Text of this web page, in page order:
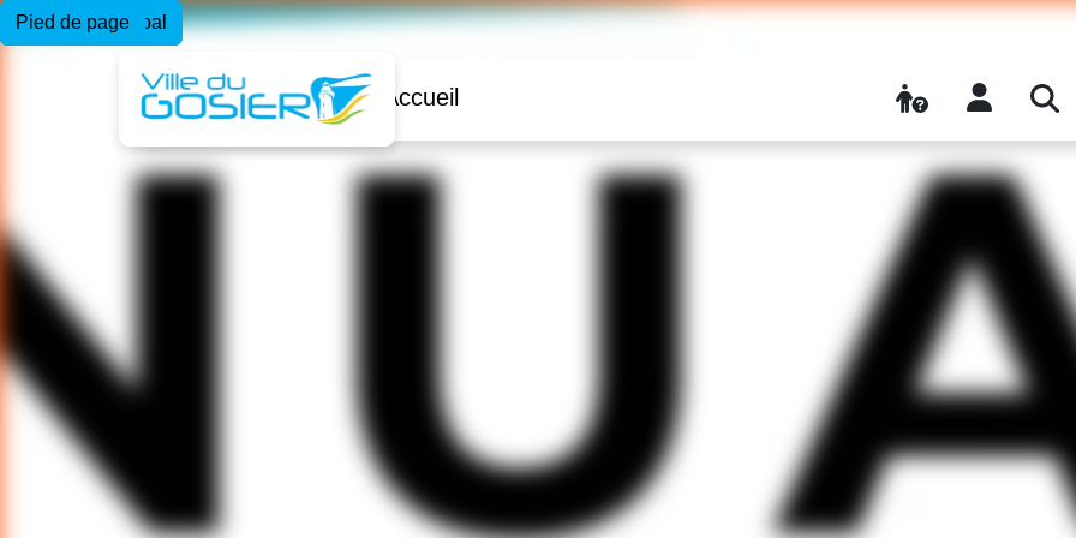
Menu principal
Contenu principal
Pied de page
Accueil